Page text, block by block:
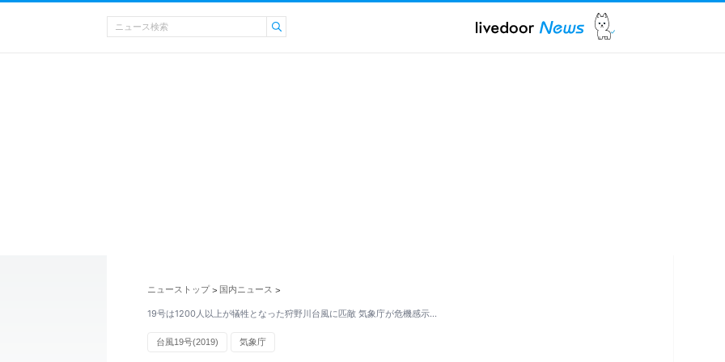
ニューストップ > 国内ニュース >
19号は1200人以上が犠牲となった狩野川台風に匹敵 気象庁が危機感示…
台風19号(2019) 気象庁